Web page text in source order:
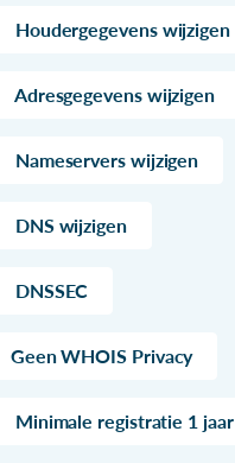
Houdergegevens wijzigen
Adresgegevens wijzigen
Nameservers wijzigen
DNS wijzigen
DNSSEC
Geen WHOIS Privacy
Minimale registratie 1 jaar